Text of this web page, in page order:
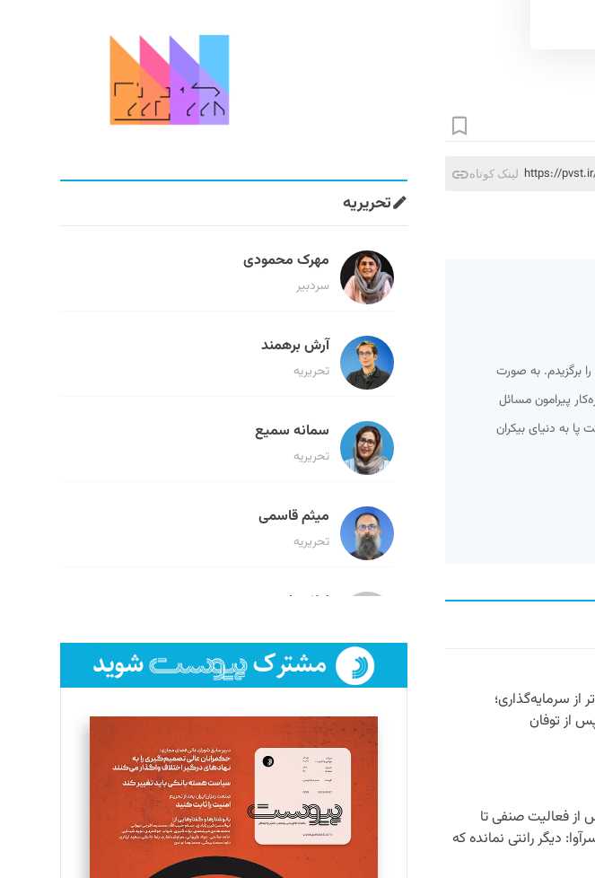
لینک کوتاه https://
را برگزیدم. به صورت
پیرامون مسائل
واسطه پیوست پا به دنیای بیکران
از سرمایه‌گذاری؛
از توفان
از فعالیت صنفی تا
دیگر رانتی نمانده که
تحریریه
مهرک محمودی
سردبیر
آرش برهمند
تحریریه
سمانه سمیع
تحریریه
میثم قاسمی
تحریریه
لیلا حنارود
فائزه فتحی رستمی
تحریریه
سروش کرمیان
تحریریه
مینا پاکدل